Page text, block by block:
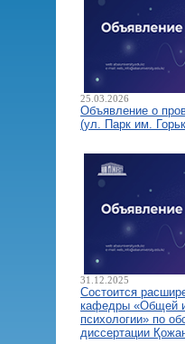
25.03.2026
Объявление о
(ул. Парк им.
31.12.2025
Состоится
кафедры «Общей
психологии» по
диссертации